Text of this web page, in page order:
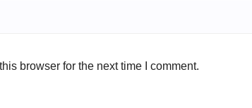
browser for the next time I comment.